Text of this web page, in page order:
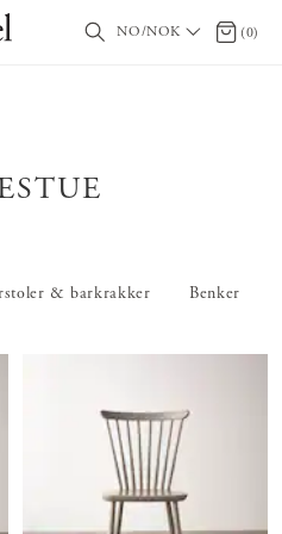
NO/NOK 0 (0)
& barkrakker Benker